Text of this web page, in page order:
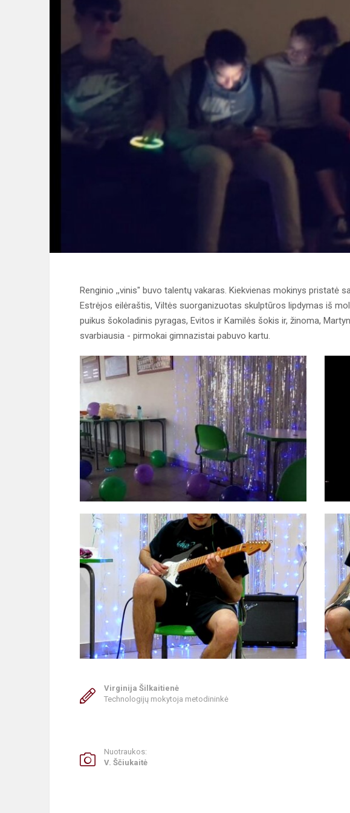
Renginio ,,vinis" buvo talentų vakaras. Kiekvienas mokinys pristatė
Estrėjos eilėraštis, Viltės suorganizuotas skulptūros lipdymas iš
puikus šokoladinis pyragas, Evitos ir Kamilės šokis ir, žinoma,
svarbiausia - pirmokai gimnazistai pabuvo kartu.
Virginija Šilkaitienė
Technologijų mokytoja metodininkė
Nuotraukos:
V. Ščiukaitė